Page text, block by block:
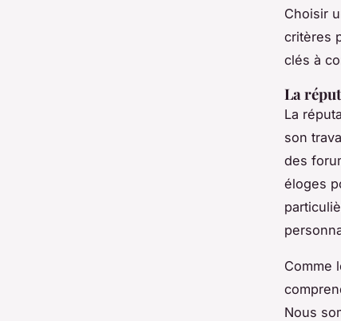
Choisir
critères
clés à
La
La
son
des
éloges
Comme
Nous